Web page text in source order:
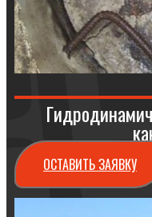
ОСТАВИТЬ ЗАЯВКУ